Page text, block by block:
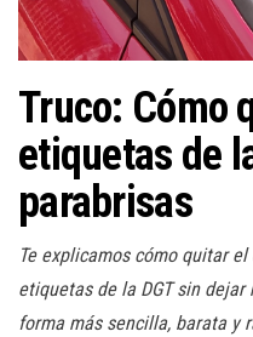
Truco: Cómo
etiquetas de
parabrisas
Te explicamos cómo quitar
etiquetas de la DGT sin
forma más sencilla, barata y